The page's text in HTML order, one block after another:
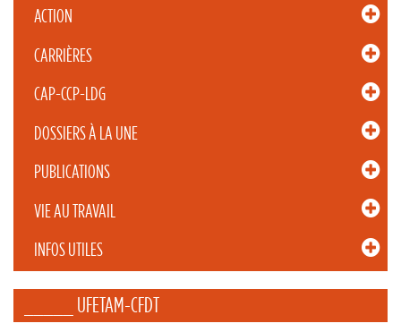
ACTION
CARRIÈRES
CAP-CCP-LDG
DOSSIERS À LA UNE
PUBLICATIONS
VIE AU TRAVAIL
INFOS UTILES
_____ UFETAM-CFDT